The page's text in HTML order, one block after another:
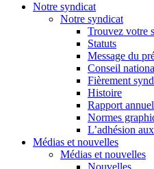
Notre syndicat
Notre syndicat
Trouvez votre
Statuts
Message du
Conseil
Fièrement
Histoire
Rapport
Normes
L’adhésion
Médias et nouvelles
Médias et nouvelles